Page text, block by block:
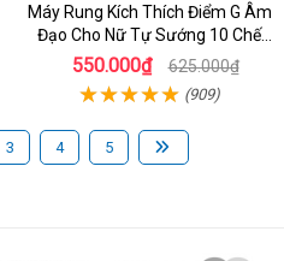
Máy Rung Kích Thích Điểm G Âm
Đạo Cho Nữ Tự Sướng 10 Chế
Độ Rung
550.000₫ 625.000₫
(909)
3 4 5